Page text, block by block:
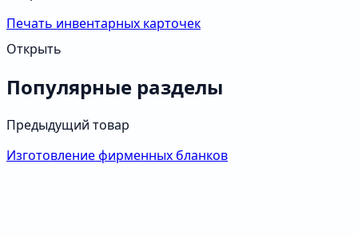
Печать инвентарных карточек
Открыть
Популярные разделы
Предыдущий товар
Изготовление фирменных бланков